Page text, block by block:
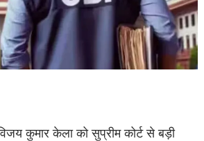
कुमार केला को सुप्रीम कोर्ट से बड़ी